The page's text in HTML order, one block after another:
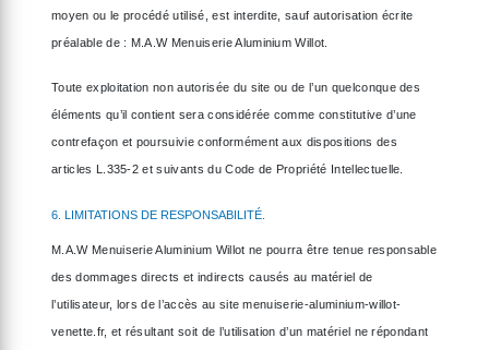
moyen ou le procédé utilisé, est interdite, sauf autorisation écrite
préalable de : M.A.W Menuiserie Aluminium Willot.
Toute exploitation non autorisée du site ou de l’un quelconque des
éléments qu’il contient sera considérée comme constitutive d’une
contrefaçon et poursuivie conformément aux dispositions des
articles L.335-2 et suivants du Code de Propriété Intellectuelle.
6. LIMITATIONS DE RESPONSABILITÉ.
M.A.W Menuiserie Aluminium Willot ne pourra être tenue responsable
des dommages directs et indirects causés au matériel de
l’utilisateur, lors de l’accès au site menuiserie-aluminium-willot-
venette.fr, et résultant soit de l’utilisation d’un matériel ne répondant